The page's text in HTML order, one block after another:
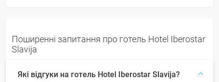
Поширенні запитання про готель Hotel Iberostar
Slavija
Які відгуки на готель Hotel Iberostar Slavija?